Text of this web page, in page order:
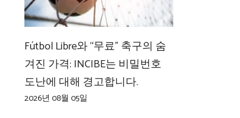
Fútbol Libre와 “무료” 축구의 숨
겨진 가격: INCIBE는 비밀번호
도난에 대해 경고합니다.
2026년 08월 05일